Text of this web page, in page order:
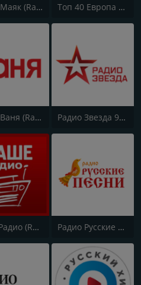
Радио Маяк (Radio Mayak) Топ 40 Европа Плюс (Top 40 Europa Plus)
Радио Ваня (Radio Vanya) Радио Звезда 95.6 FM (Radio Zvezda)
Наше Радио (Radio Nashe) Радио Русские Песни | Russian Songs Radio | RuSongs